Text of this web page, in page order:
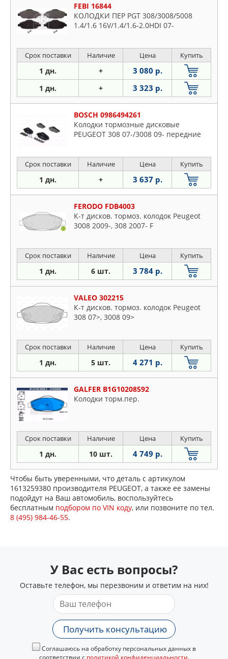
FEBI 16844
КОЛОДКИ ПЕР PGT 308/3008/5008
1.4/1.6 16V/1.4/1.6-2.0HDI 07-
Срок поставки Наличие Цена Купить
1 дн. + 3 080 р.
1 дн. + 3 323 р.
BOSCH 0986494261
Колодки тормозные дисковые
PEUGEOT 308 07-/3008 09- передние
Срок поставки Наличие Цена Купить
1 дн. + 3 637 р.
FERODO FDB4003
К-т дисков. тормоз. колодок Peugeot
3008 2009-, 308 2007- F
Срок поставки Наличие Цена Купить
1 дн. 6 шт. 3 784 р.
VALEO 302215
К-т дисков. тормоз. колодок Peugeot
308 07>, 3008 09>
Срок поставки Наличие Цена Купить
1 дн. 5 шт. 4 271 р.
GALFER B1G10208592
Колодки торм.пер.
Срок поставки Наличие Цена Купить
1 дн. 10 шт. 4 749 р.
Чтобы быть уверенными, что деталь с артикулом
1613259380 производителя PEUGEOT, а также ее замены
подойдут на Ваш автомобиль, воспользуйтесь
бесплатным подбором по VIN коду, или позвоните по тел.
8 (495) 984-46-55.
У Вас есть вопросы?
Оставьте телефон, мы перезвоним и ответим на них!
Получить консультацию
Соглашаюсь на обработку персональных данных в
соответствии с политикой конфиденциальности.